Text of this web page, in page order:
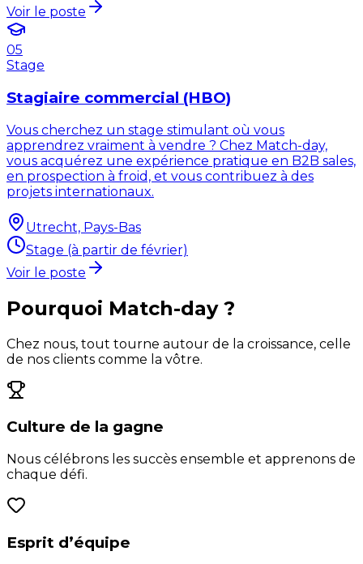
Voir le poste
05
Stage
Stagiaire commercial (HBO)
Vous cherchez un stage stimulant où vous
apprendrez vraiment à vendre ? Chez Match-day,
vous acquérez une expérience pratique en B2B sales,
en prospection à froid, et vous contribuez à des
projets internationaux.
Utrecht, Pays-Bas
Stage (à partir de février)
Voir le poste
Pourquoi Match-day ?
Chez nous, tout tourne autour de la croissance, celle
de nos clients comme la vôtre.
Culture de la gagne
Nous célébrons les succès ensemble et apprenons de
chaque défi.
Esprit d’équipe